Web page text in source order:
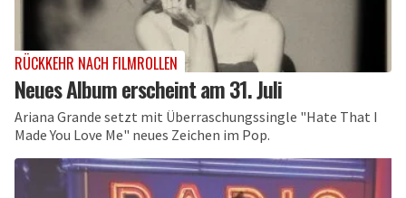
RÜCKKEHR NACH FILMROLLEN
Neues Album erscheint am 31. Juli
Ariana Grande setzt mit Überraschungssingle "Hate That I
Made You Love Me" neues Zeichen im Pop.